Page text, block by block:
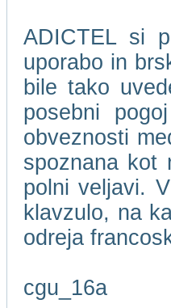
ADICTEL si
uporabo in
bile tako
posebni
obveznosti
spoznana kot
polni veljavi.
klavzulo, na
odreja
cgu_16a